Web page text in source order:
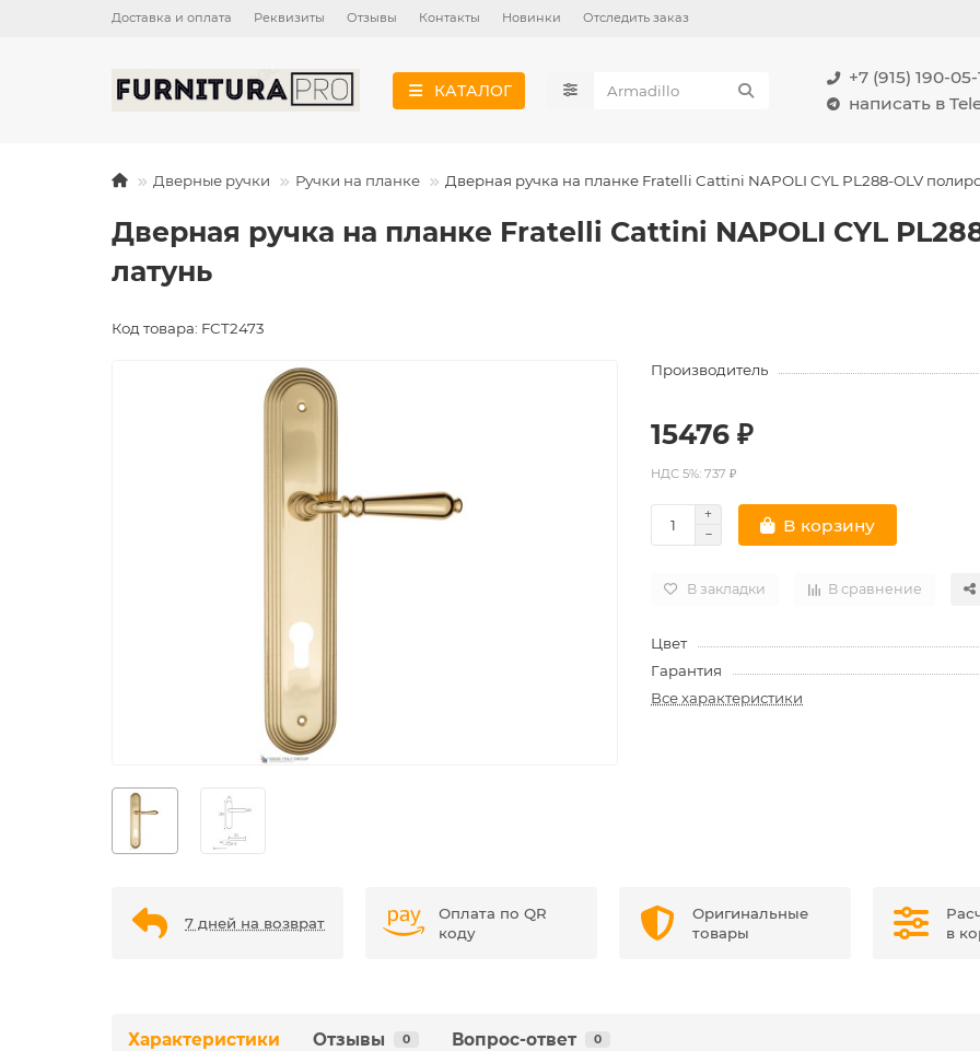
Доставка и оплата Реквизиты Отзывы Контакты Новинки Отследить заказ
КАТАЛОГ
+7 (915) 190-05-
написать в
Дверные ручки Ручки на планке Дверная ручка на планке Fratelli Cattini NAPOLI CYL PL288-OLV
Дверная ручка на планке Fratelli Cattini NAPOLI CYL
латунь
Код товара: FCT2473
Производитель
15476 ₽
НДС 5%: 737 ₽
В корзину
В закладки В сравнение
Цвет
Гарантия
Все характеристики
7 дней на возврат
Оплата по QR
коду
Оригинальные
товары
в
Характеристики Отзывы 0 Вопрос-ответ 0